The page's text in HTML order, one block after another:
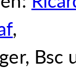
,
Bsc